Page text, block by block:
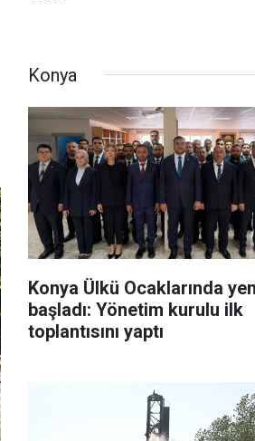
Konya
Konya Ülkü Ocaklarında
başladı: Yönetim kurulu ilk
toplantısını yaptı